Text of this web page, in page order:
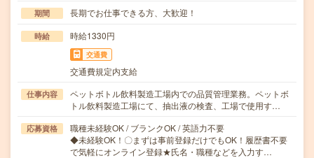
期間 長期でお仕事できる方、大歓迎！
時給 時給1330円
交通費
交通費規定内支給
仕事内容
ペットボトル飲料製造工場内での品質管理業務。ペットボ
トル飲料製造工場にて、抽出液の検査、工場で使用す…
応募資格
職種未経験OK / ブランクOK / 英語力不要
◆未経験OK！〇まずは事前登録だけでもOK！履歴書不要
で気軽にオンライン登録★氏名・職種などを入力す…